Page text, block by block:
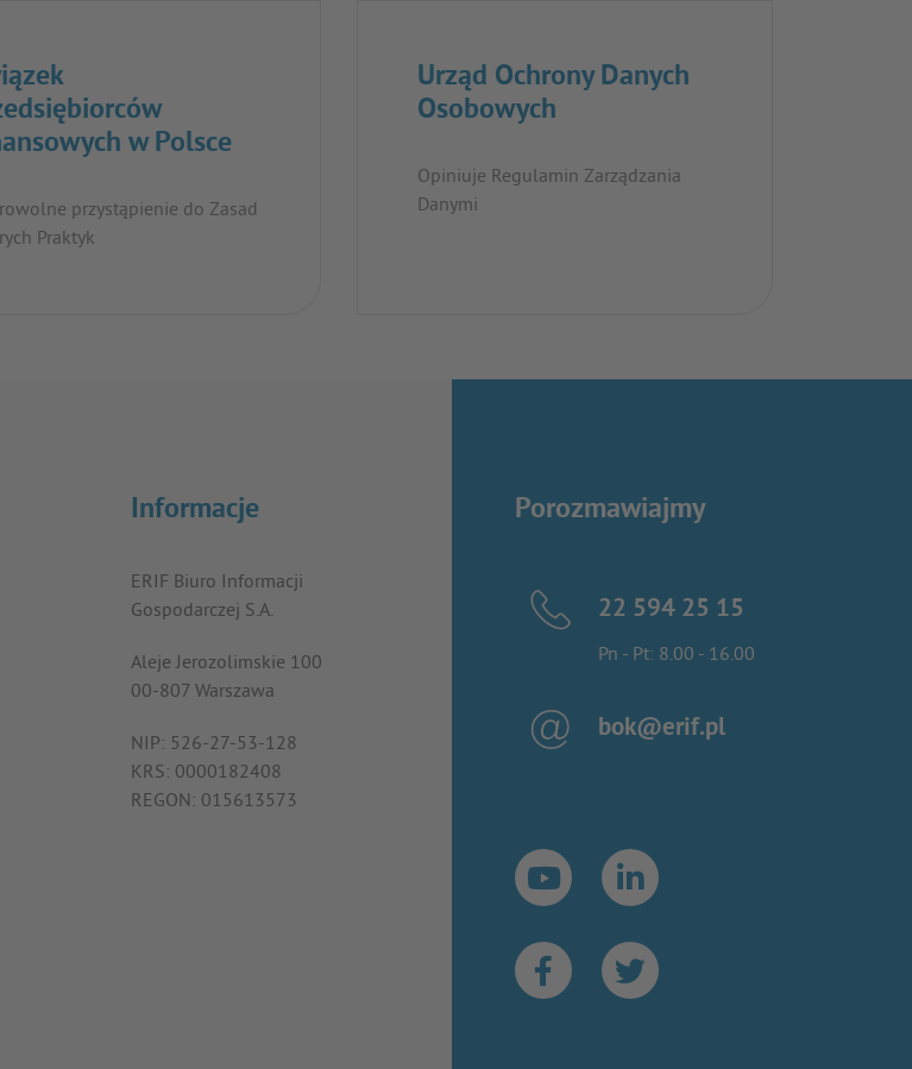
w Polsce
przystąpienie do Zasad
Praktyk
Urząd Ochrony Danych
Osobowych
Opiniuje Regulamin Zarządzania
Danymi
Informacje
ERIF Biuro Informacji
Gospodarczej S.A.
Aleje Jerozolimskie 100
00-807 Warszawa
NIP: 526-27-53-128
KRS: 0000182408
REGON: 015613573
Porozmawiajmy
22 594 25 15
Pn - Pt: 8.00 - 16.00
bok@erif.pl